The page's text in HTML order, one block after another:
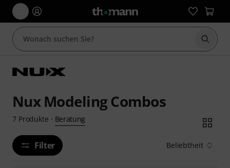
Suche
Nux Modeling Combos
7 Produkte · Beratung
Filter Beliebtheit